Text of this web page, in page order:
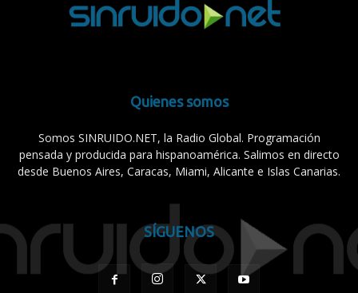
Quienes somos
Somos SINRUIDO.NET, la Radio Global. Programación
pensada y producida para hispanoamérica. Salimos en directo
desde Buenos Aires, Caracas, Miami, Alicante e Islas Canarias.
SÍGUENOS